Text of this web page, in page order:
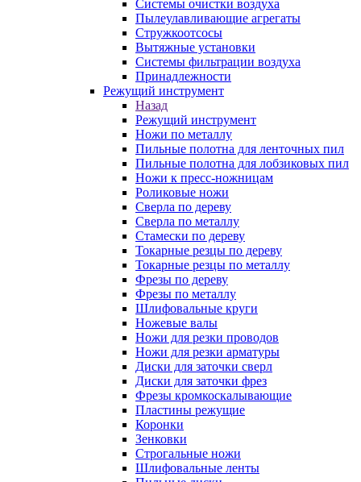
Системы очистки воздуха
Пылеулавливающие агрегаты
Стружкоотсосы
Вытяжные установки
Системы фильтрации воздуха
Принадлежности
Режущий инструмент
Назад
Режущий инструмент
Ножи по металлу
Пильные полотна для ленточных пил
Пильные полотна для лобзиковых пил
Ножи к пресс-ножницам
Роликовые ножи
Сверла по дереву
Сверла по металлу
Стамески по дереву
Токарные резцы по дереву
Токарные резцы по металлу
Фрезы по дереву
Фрезы по металлу
Шлифовальные круги
Ножевые валы
Ножи для резки проводов
Ножи для резки арматуры
Диски для заточки сверл
Диски для заточки фрез
Фрезы кромкоскалывающие
Пластины режущие
Коронки
Зенковки
Строгальные ножи
Шлифовальные ленты